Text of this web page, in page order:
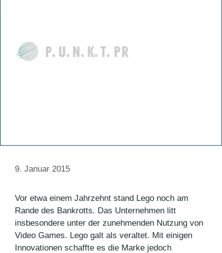
9. Januar 2015
Vor etwa einem Jahrzehnt stand Lego noch am
Rande des Bankrotts. Das Unternehmen litt
insbesondere unter der zunehmenden Nutzung von
Video Games. Lego galt als veraltet. Mit einigen
Innovationen schaffte es die Marke jedoch